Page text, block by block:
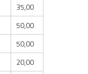
35,00
50,00
50,00
20,00